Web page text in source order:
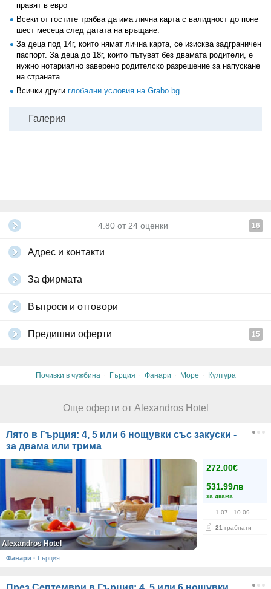
правят в евро
Всеки от гостите трябва да има лична карта с валидност до поне
шест месеца след датата на връщане.
За деца под 14г, които нямат лична карта, се изисква задграничен
паспорт. За деца до 18г, които пътуват без двамата родители, е
нужно нотариално заверено родителско разрешение за напускане
на страната.
Всички други глобални условия на Grabo.bg
Галерия
4.80 от 24 оценки 16
Адрес и контакти
За фирмата
Въпроси и отговори
Предишни оферти 15
Почивки в чужбина · Гърция · Фанари · Море · Култура
Още оферти от Alexandros Hotel
Лято в Гърция: 4, 5 или 6 нощувки със закуски -
за двама или трима
272.00€
531.99лв
за двама
1.07 - 10.09
21 грабнати
Alexandros Hotel
Фанари · Гърция